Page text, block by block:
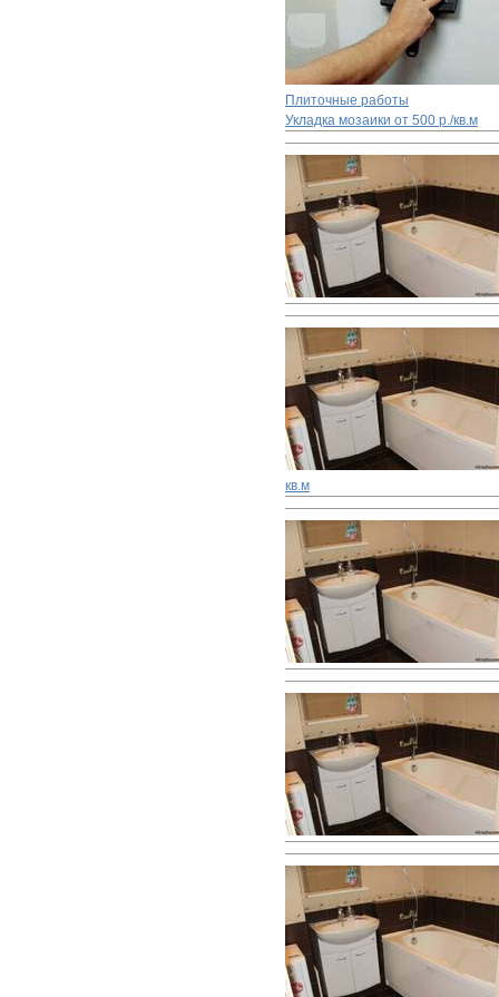
Плиточные работы
Укладка мозаики от 500 р./кв.м
кв.м